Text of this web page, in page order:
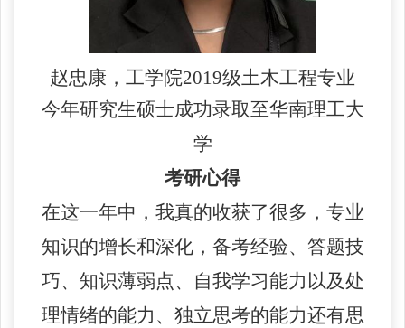
赵忠康，工学院2019级土木工程专业
今年研究生硕士成功录取至华南理工大
学
考研心得
在这一年中，我真的收获了很多，专业
知识的增长和深化，备考经验、答题技
巧、知识薄弱点、自我学习能力以及处
理情绪的能力、独立思考的能力还有思